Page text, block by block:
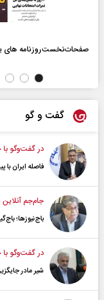
صفحات‌نخست‌روزنامه ها‌ی یکشنبه ۱۸
گفت و گو
در گفت‌و‌گو
فاصله ایران
جام‌جم
باج‌نیوزها؛
در گفت‌و‌گو
شیر مادر